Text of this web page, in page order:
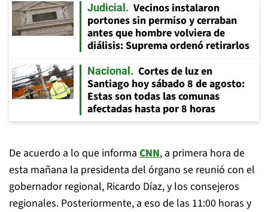
Judicial
Vecinos instalaron
portones sin permiso y cerraban
antes que hombre volviera de
diálisis: Suprema ordenó retirarlos
Nacional
Cortes de luz en
Santiago hoy sábado 8 de agosto:
Estas son todas las comunas
afectadas hasta por 8 horas
De acuerdo a lo que informa CNN, a primera hora de
esta mañana la presidenta del órgano se reunió con el
gobernador regional, Ricardo Díaz, y los consejeros
regionales. Posteriormente, a eso de las 11:00 horas y